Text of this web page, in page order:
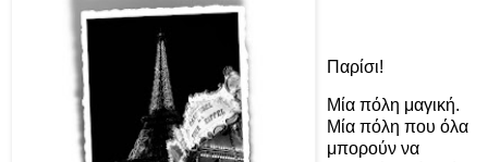
Παρίσι!
Μία πόλη μαγική.
Μία πόλη που όλα
μπορούν να